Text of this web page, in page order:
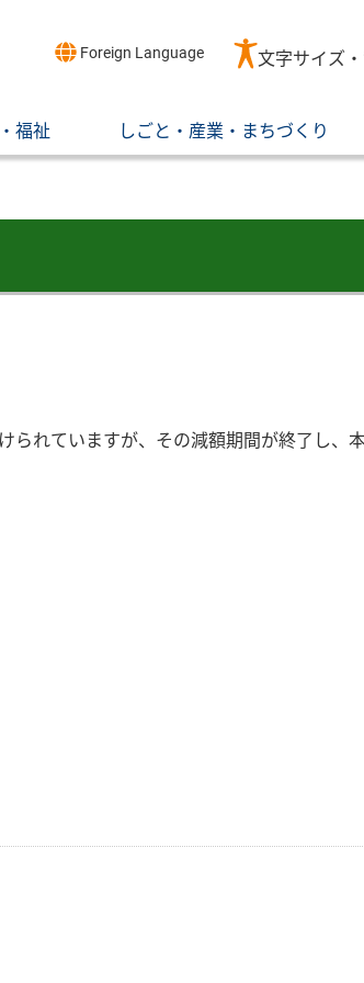
Foreign Language 文字サイズ
福祉 しごと・産業・まちづくり
れていますが、その減額期間が終了し、